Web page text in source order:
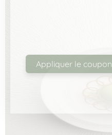
Appliquer le coupon